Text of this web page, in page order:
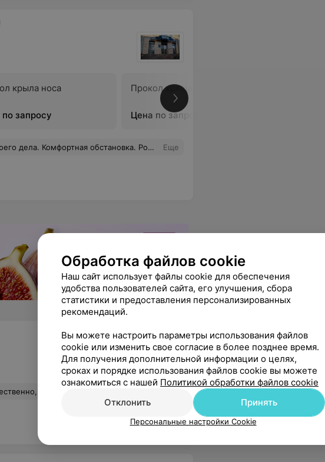
крыла носа
запросу
Прокол хряща
Цена по запросу
и уважуха за тату! Рекомендую, выбирайте данный салон — останетесь в восторге. Еще
быстро и безболезненно
Обработка файлов cookie
Наш сайт использует файлы cookie для обеспечения
удобства пользователей сайта, его улучшения, сбора
статистики и предоставления персонализированных
рекомендаций.
Вы можете настроить параметры использования файлов
cookie или изменить свое согласие в более позднее время.
Для получения дополнительной информации о целях,
сроках и порядке использования файлов cookie вы можете
ознакомиться с нашей Политикой обработки файлов cookie
Отклонить
Принять
Персональные настройки Cookie